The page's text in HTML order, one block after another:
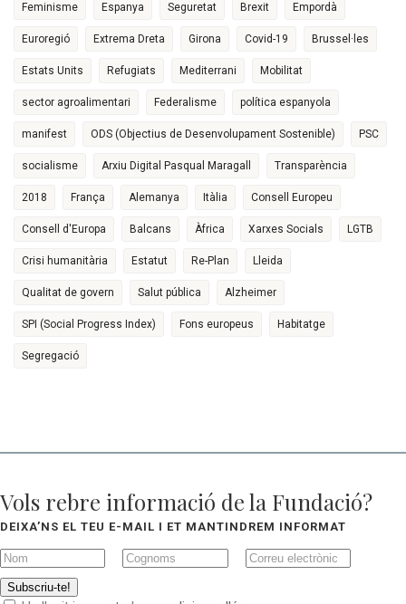
Feminisme Espanya Seguretat Brexit Empordà
Euroregió Extrema Dreta Girona Covid-19 Brussel·les
Estats Units Refugiats Mediterrani Mobilitat
sector agroalimentari Federalisme política espanyola
manifest ODS (Objectius de Desenvolupament Sostenible) PSC
socialisme Arxiu Digital Pasqual Maragall Transparència
2018 França Alemanya Itàlia Consell Europeu
Consell d'Europa Balcans Àfrica Xarxes Socials LGTB
Crisi humanitària Estatut Re-Plan Lleida
Qualitat de govern Salut pública Alzheimer
SPI (Social Progress Index) Fons europeus Habitatge
Segregació
Vols rebre informació de la Fundació?
DEIXA’NS EL TEU E-MAIL I ET MANTINDREM INFORMAT
Subscriu-te!